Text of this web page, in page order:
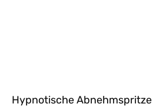
Hypnotische Abnehmspritze